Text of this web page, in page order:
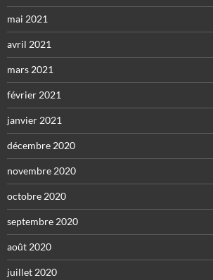
mai 2021
avril 2021
mars 2021
février 2021
janvier 2021
décembre 2020
novembre 2020
octobre 2020
septembre 2020
août 2020
juillet 2020